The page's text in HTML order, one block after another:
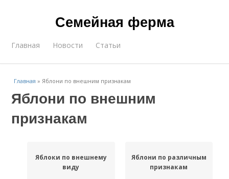
Семейная ферма
Главная Новости Статьи
Главная »Яблони по внешним признакам
Яблони по внешним
признакам
Яблоки по внешнему
виду
Яблони по различным
признакам